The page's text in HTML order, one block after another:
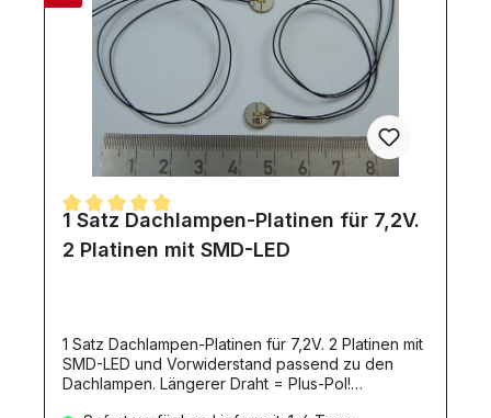
den roten Anteilen vermieden werden.Als
Ersatzartikel stehen die Lichtscheiben separat
unter der Artikelnummer 3407 bei Bedarf zur
Verfügung.
Durchschnittliche Bewertung von 5 von 5 Sternen
1 Satz Dachlampen-Platinen für 7,2V.
2 Platinen mit SMD-LED
1 Satz Dachlampen-Platinen für 7,2V. 2 Platinen mit
SMD-LED und Vorwiderstand passend zu den
Dachlampen. Längerer Draht = Plus-Pol!